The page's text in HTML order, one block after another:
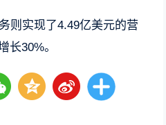
则实现了4.49亿美元的营
长30%。